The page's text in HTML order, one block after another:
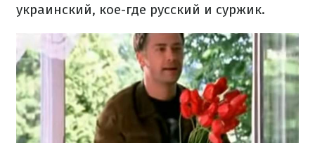
украинский, кое-где русский и суржик.